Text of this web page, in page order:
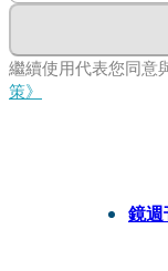
繼續使用代表您同意
策》
鏡